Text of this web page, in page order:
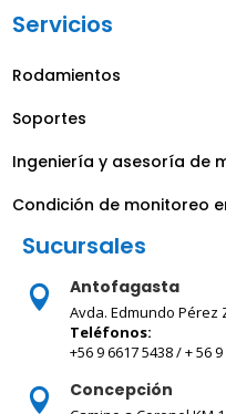
Servicios
Rodamientos
Soportes
Ingeniería y asesoría de
Condición de monitoreo
Sucursales
 Antofagasta
Avda. Edmundo Pérez
Teléfonos:
+56 9 6617 5438 / + 56
 Concepción